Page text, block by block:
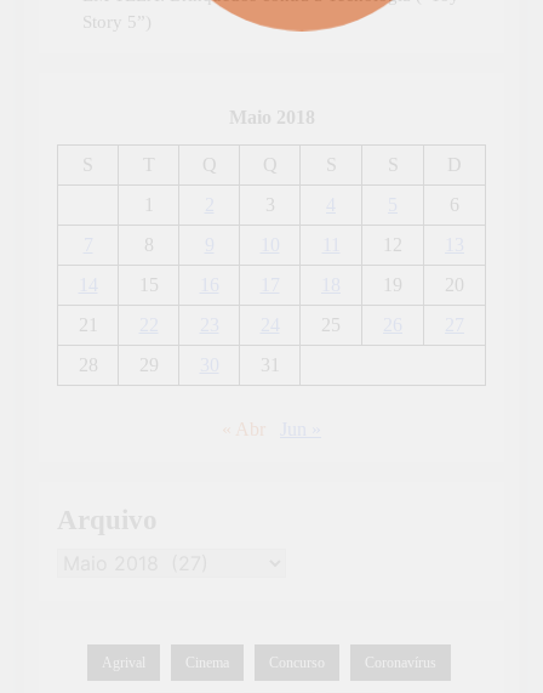
Story 5”)
Maio 2018
S T Q Q S S
D
1
3
6
8 12
15 19
20
21
25
28
29 31
« Abr
Agrival Cinema Concurso Coronavírus